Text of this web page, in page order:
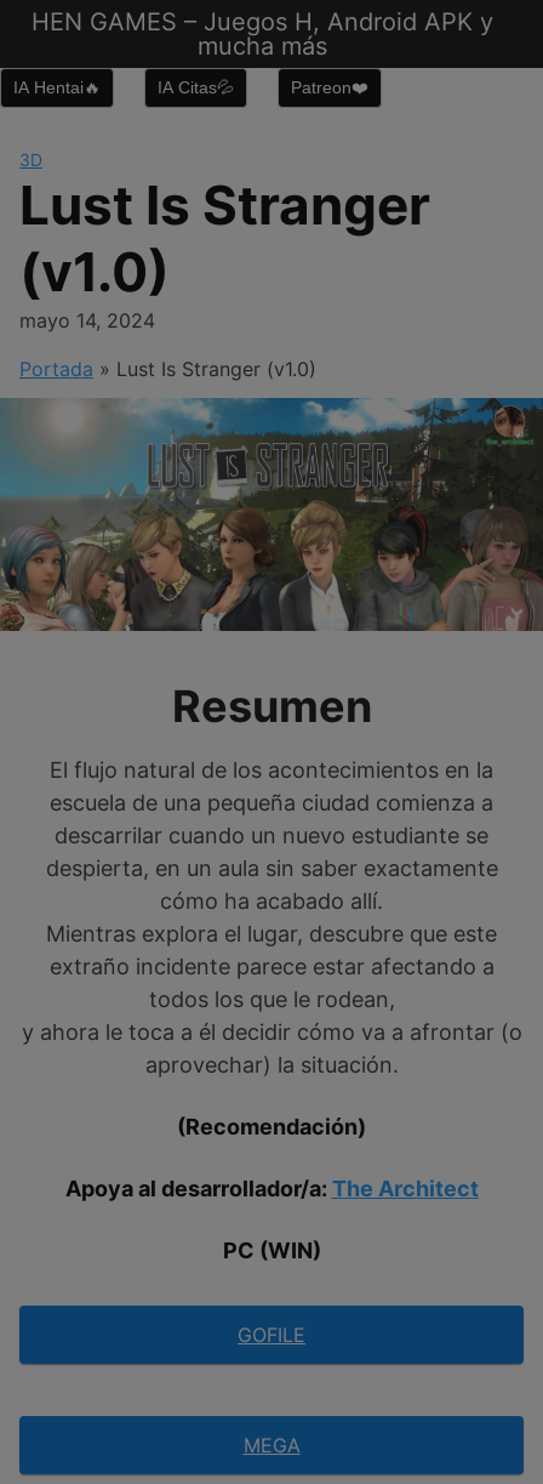
Saltar
contenido
HEN GAMES – Juegos H, Android APK y
mucha más
IA Hentai🔥 IA Citas💦 Patreon❤️
3D
Lust Is Stranger
(v1.0)
mayo 14, 2024
Portada » Lust Is Stranger (v1.0)
Resumen
El flujo natural de los acontecimientos en la
escuela de una pequeña ciudad comienza a
descarrilar cuando un nuevo estudiante se
despierta, en un aula sin saber exactamente
cómo ha acabado allí.
Mientras explora el lugar, descubre que este
extraño incidente parece estar afectando a
todos los que le rodean,
y ahora le toca a él decidir cómo va a afrontar (o
aprovechar) la situación.
(Recomendación)
Apoya al desarrollador/a: The Architect
PC (WIN)
GOFILE
MEGA